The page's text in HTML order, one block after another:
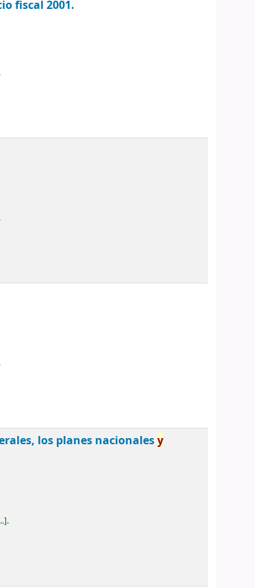
fiscal 2001.
.
.
.
los planes nacionalesy
.